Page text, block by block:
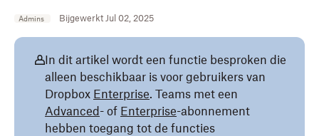
Admins Bijgewerkt Jul 02, 2025
In dit artikel wordt een functie besproken die
alleen beschikbaar is voor gebruikers van
Dropbox Enterprise. Teams met een
Advanced - of Enterprise-abonnement
hebben toegang tot de functies